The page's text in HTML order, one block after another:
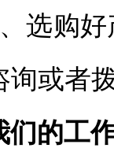
或
询或者
间：